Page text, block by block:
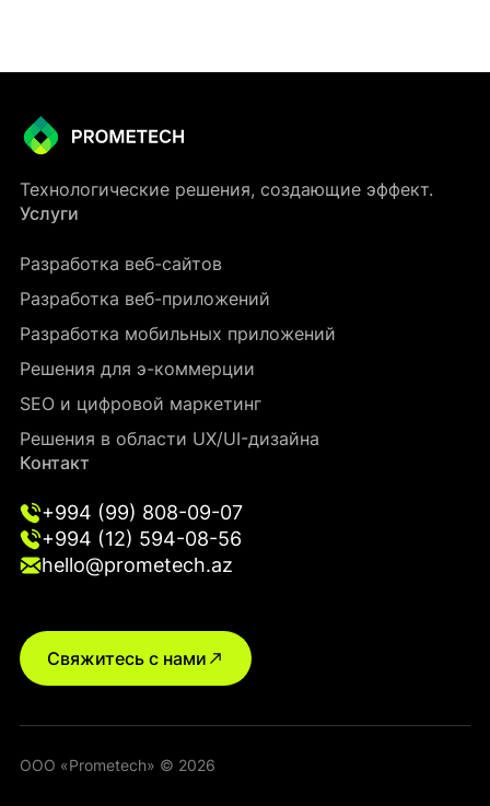
Технологические решения, создающие эффект.
Услуги
Разработка веб-сайтов
Разработка веб-приложений
Разработка мобильных приложений
Решения для э-коммерции
SEO и цифровой маркетинг
Решения в области UX/UI-дизайна
Контакт
+994 (99) 808-09-07
+994 (12) 594-08-56
hello@prometech.az
Свяжитесь с нами
ООО «Prometech» © 2026